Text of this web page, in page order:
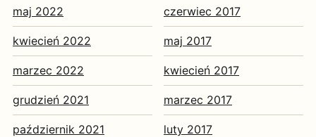
maj 2022
kwiecień 2022
marzec 2022
grudzień 2021
październik 2021
czerwiec 2017
maj 2017
kwiecień 2017
marzec 2017
luty 2017